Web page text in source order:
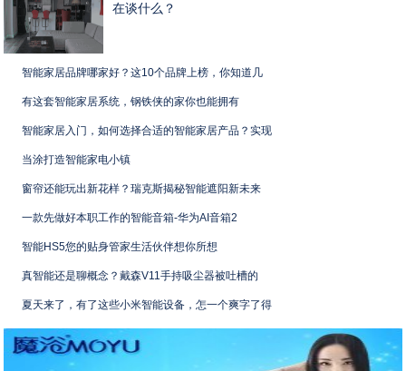
在谈什么？
智能家居品牌哪家好？这10个品牌上榜，你知道几
有这套智能家居系统，钢铁侠的家你也能拥有
智能家居入门，如何选择合适的智能家居产品？实现
当涂打造智能家电小镇
窗帘还能玩出新花样？瑞克斯揭秘智能遮阳新未来
一款先做好本职工作的智能音箱-华为AI音箱2
智能HS5您的贴身管家生活伙伴想你所想
真智能还是聊概念？戴森V11手持吸尘器被吐槽的
夏天来了，有了这些小米智能设备，怎一个爽字了得